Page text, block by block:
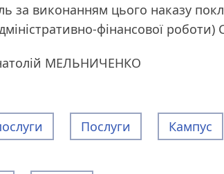
за виконанням цього наказу
фінансової
МЕЛЬНИЧЕНКО
Послуги Кампус